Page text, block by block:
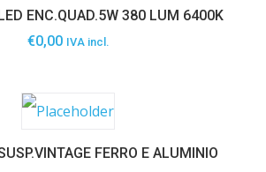
ENC.QUAD.5W 380 LUM 6400K
€0,00 IVA incl.
FERRO E ALUMINIO